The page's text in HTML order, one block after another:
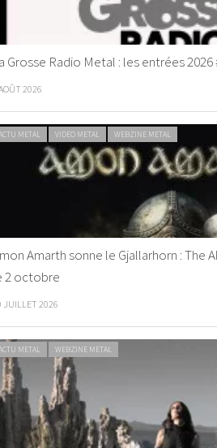
Grosse Radio Metal : les entrées 2026
2026
METAL VIDEO METAL WEBZINE METAL
Amarth sonne le Gjallarhorn : The
2 octobre
JUILLET 2026
METAL WEBZINE METAL